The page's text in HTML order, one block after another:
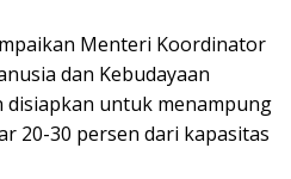
Menteri Koordinator
dan Kebudayaan
disiapkan untuk menampung
20-30 persen dari kapasitas